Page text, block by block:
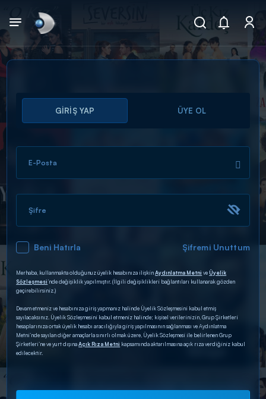
Arama
ARAMA SONUÇLARI
DİĞER SONUÇLAR
GİRİŞ YAP ÜYE OL
E-Posta
Şifre
Beni Hatırla Şifremi Unuttum
Merhaba, kullanmakta olduğunuz üyelik hesabınıza ilişkinAydınlatma Metni veÜyelik
Sözleşmesi’nde değişiklik yapılmıştır. (İlgili değişiklikleri bağlantıları kullanarak gözden
geçirebilirsiniz.)
Devam etmeniz ve hesabınıza giriş yapmanız halinde Üyelik Sözleşmesini kabul etmiş
sayılacaksınız. Üyelik Sözleşmesini kabul etmeniz halinde; kişisel verilerinizin, Grup Şirketleri
hesaplarınıza ortak üyelik hesabı aracılığıyla giriş yapılmasının sağlanması ve Aydınlatma
Metni’nde sayılan diğer amaçlarla sınırlı olmak üzere, Üyelik Sözleşmesi ile belirlenen Grup
Şirketleri’ne ve yurt dışınaAçık Rıza Metni kapsamında aktarılmasına açık rıza verdiğiniz kabul
edilecektir.